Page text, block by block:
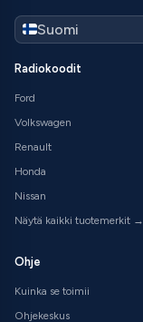
Radiokoodit
Ford
Volkswagen
Renault
Honda
Nissan
Näytä kaikki tuotemerkit →
Ohje
Kuinka se toimii
Ohjekeskus